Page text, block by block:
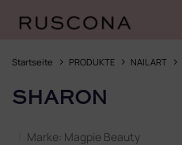
InhaltStartseite PRODUKTE NAIL ART
SHARON
Marke: Magpie Beauty